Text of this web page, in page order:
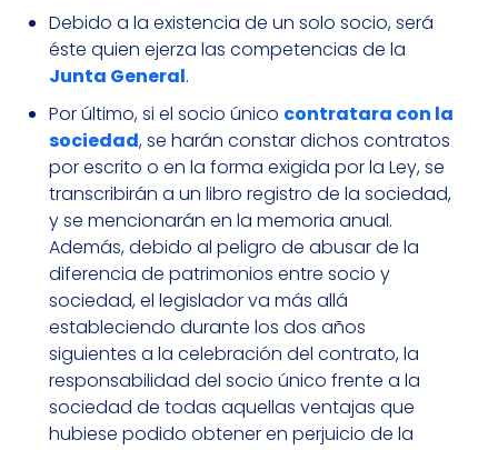
Debido a la existencia de un solo socio, será
éste quien ejerza las competencias de la
Junta General.
Por último, si el socio único contratara con la
sociedad, se harán constar dichos contratos
por escrito o en la forma exigida por la Ley, se
transcribirán a un libro registro de la sociedad,
y se mencionarán en la memoria anual.
Además, debido al peligro de abusar de la
diferencia de patrimonios entre socio y
sociedad, el legislador va más allá
estableciendo durante los dos años
siguientes a la celebración del contrato, la
responsabilidad del socio único frente a la
sociedad de todas aquellas ventajas que
hubiese podido obtener en perjuicio de la